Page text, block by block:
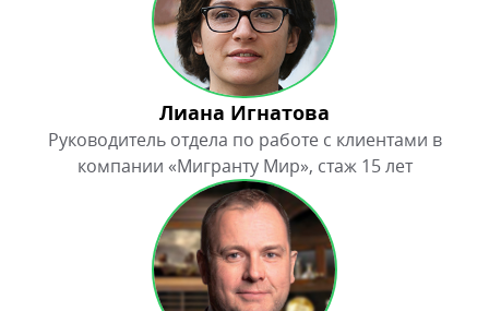
Лиана Игнатова
Руководитель отдела по работе с клиентами в
компании «Мигранту Мир», стаж 15 лет